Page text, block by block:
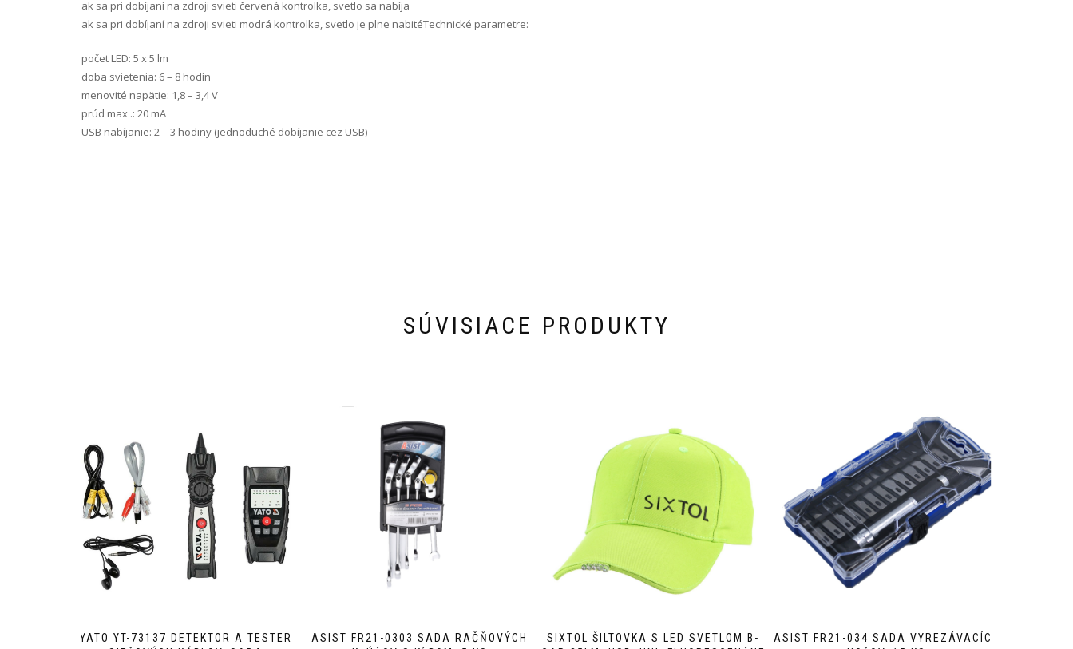
ak sa pri dobíjaní na zdroji svieti červená kontrolka, svetlo sa nabíja
ak sa pri dobíjaní na zdroji svieti modrá kontrolka, svetlo je plne nabitéTechnické parametre:
počet LED: 5 x 5 lm
doba svietenia: 6 – 8 hodín
menovité napätie: 1,8 – 3,4 V
prúd max .: 20 mA
USB nabíjanie: 2 – 3 hodiny (jednoduché dobíjanie cez USB)
SÚVISIACE PRODUKTY
YATO YT-73137 DETEKTOR A TESTER
ASIST FR21-0303 SADA RAČŇOVÝCH
SIXTOL ŠILTOVKA S LED SVETLOM B-
ASIST FR21-034 SADA VYREZÁVACÍCH